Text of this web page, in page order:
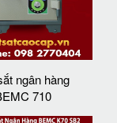
ngân hàng
710